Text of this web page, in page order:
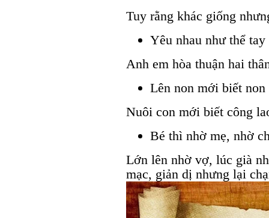
Tuy rằng khác giống
Yêu nhau như thể tay
Anh em hòa thuận hai
Lên non mới biết non
Nuôi con mới biết công
Bé thì nhờ mẹ, nhờ
Lớn lên nhờ vợ, lúc già
mạc, giản dị nhưng lại